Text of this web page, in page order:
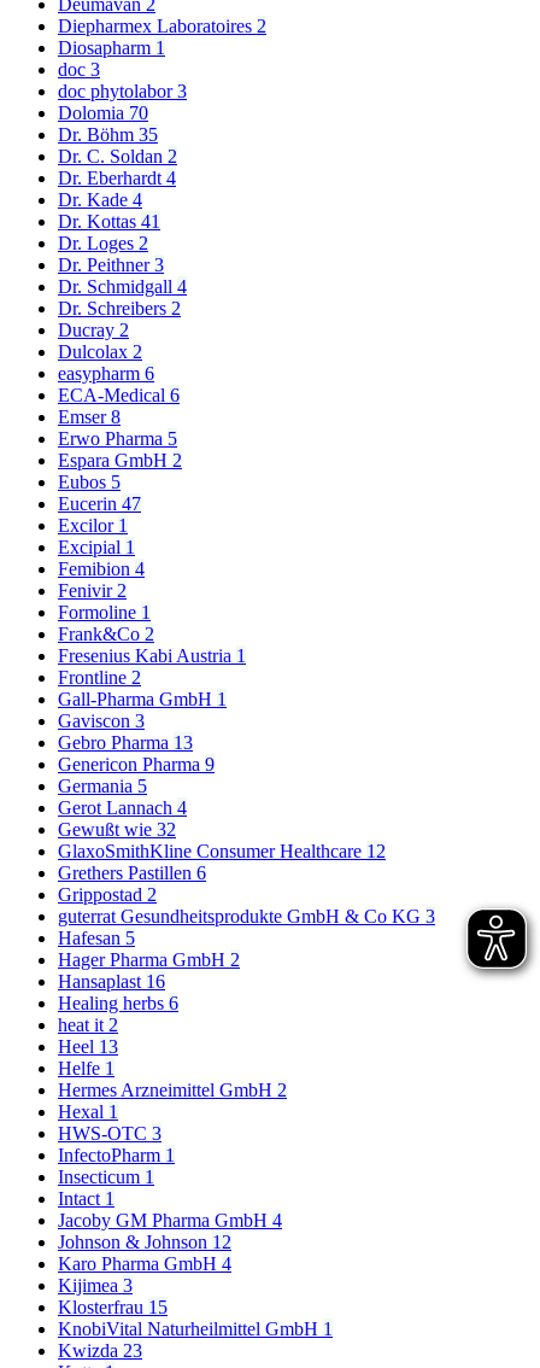
Deumavan 2
Diepharmex Laboratoires 2
Diosapharm 1
doc 3
doc phytolabor3
Dolomia 70
Dr. Böhm 35
Dr. C. Soldan 2
Dr. Eberhardt 4
Dr. Kade 4
Dr. Kottas 41
Dr. Loges 2
Dr. Peithner3
Dr. Schmidgall 4
Dr. Schreibers 2
Ducray 2
Dulcolax 2
easypharm 6
ECA-Medical 6
Emser8
Erwo Pharma 5
Espara GmbH 2
Eubos 5
Eucerin 47
Excilor 1
Excipial 1
Femibion 4
Fenivir 2
Formoline 1
Frank&Co 2
Fresenius Kabi Austria 1
Frontline 2
Gall-Pharma GmbH 1
Gaviscon 3
Gebro Pharma 13
Genericon Pharma 9
Germania 5
Gerot Lannach 4
Gewußt wie 32
GlaxoSmithKline Consumer Healthcare 12
Grethers Pastillen 6
Grippostad 2
guterrat Gesundheitsprodukte GmbH & Co KG 3
Hafesan 5
Hager Pharma GmbH 2
Hansaplast 16
Healing herbs 6
heat it 2
Heel 13
Helfe 1
Hermes Arzneimittel GmbH 2
Hexal 1
HWS-OTC 3
InfectoPharm 1
Insecticum 1
Intact 1
Jacoby GM Pharma GmbH 4
Johnson & Johnson 12
Karo Pharma GmbH 4
Kijimea 3
Klosterfrau 15
KnobiVital Naturheilmittel GmbH 1
Kwizda 23